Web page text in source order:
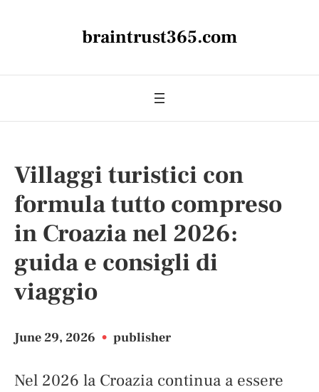
braintrust365.com
Villaggi turistici con
formula tutto compreso
in Croazia nel 2026:
guida e consigli di
viaggio
June 29, 2026 • publisher
Nel 2026 la Croazia continua a essere